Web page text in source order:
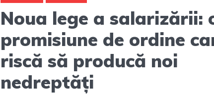
Noua lege a salarizării:
promisiune de ordine
riscă să producă noi
nedreptăți